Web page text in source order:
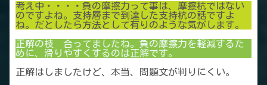
考え中・・・・負の摩擦力って事は、摩擦杭ではない
のですよね。支持層まで到達した支持杭の話ですよ
ね。だとしたら方法として有りのような気がします。
正解の枝 合ってましたね。負の摩擦力を軽減するた
めに、滑りやすくするのは正解です。
正解はしましたけど、本当、問題文が判りにくい。